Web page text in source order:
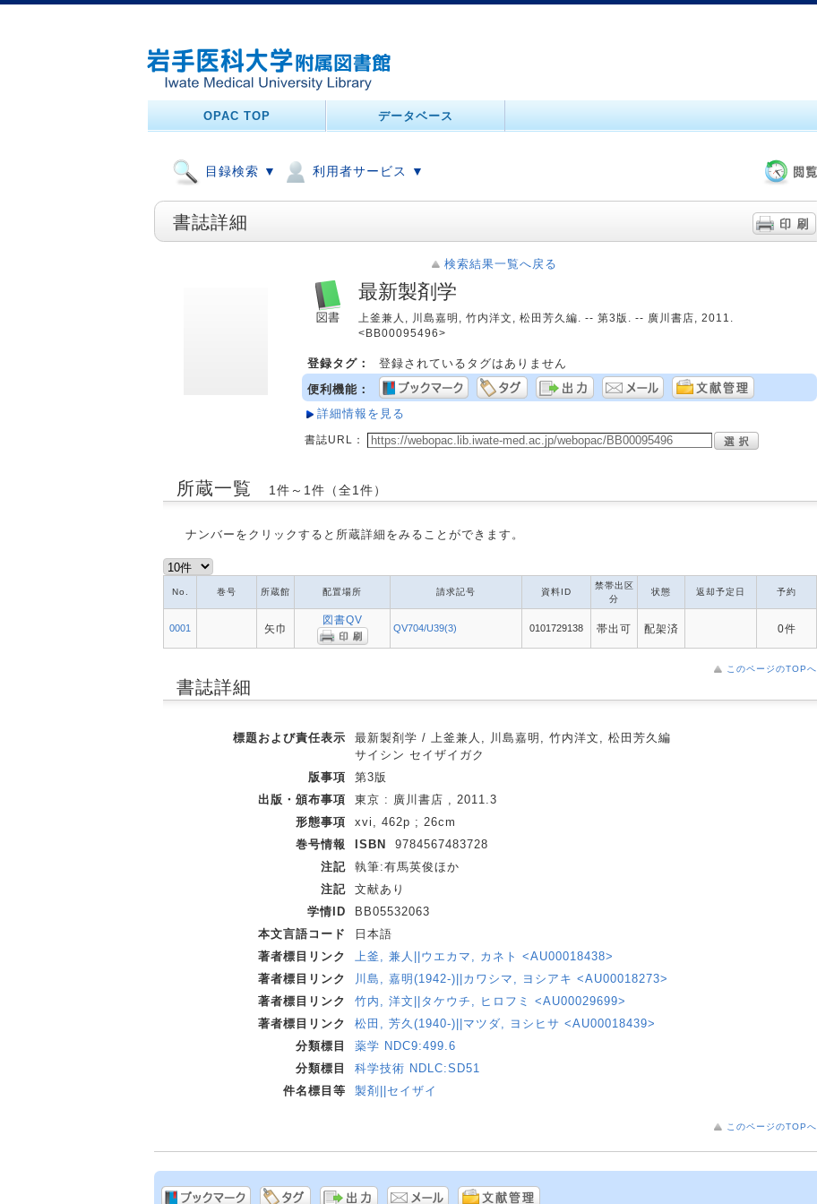
OPAC TOP データベース
目録検索 ▼ 利用者サービス ▼
書誌詳細
検索結果一覧へ戻る
最新製剤学
上釜兼人, 川島嘉明, 竹内洋文, 松田芳久編. -- 第3版. -- 廣川書店, 2011.
<BB00095496>
登録タグ：
登録されているタグはありません
便利機能：
詳細情報を見る
書誌URL：
所蔵一覧 1件～1件（全1件）
ナンバーをクリックすると所蔵詳細をみることができます。
No. 巻号 所蔵館 配置場所 請求記号 資料ID
禁帯出区
分
状態 返却予定日 予約
0001 矢巾
図書QV
QV704/U39(3) 0101729138 帯出可 配架済 0件
このページのTOPへ
書誌詳細
標題および責任表示
最新製剤学 / 上釜兼人, 川島嘉明, 竹内洋文, 松田芳久編
サイシン セイザイガク
版事項
第3版
出版・頒布事項
東京 : 廣川書店 , 2011.3
形態事項
xvi, 462p ; 26cm
巻号情報
ISBN
9784567483728
注記
執筆:有馬英俊ほか
注記
文献あり
学情ID
BB05532063
本文言語コード
日本語
著者標目リンク
上釜, 兼人||ウエカマ, カネト <AU00018438>
著者標目リンク
川島, 嘉明(1942-)||カワシマ, ヨシアキ <AU00018273>
著者標目リンク
竹内, 洋文||タケウチ, ヒロフミ <AU00029699>
著者標目リンク
松田, 芳久(1940-)||マツダ, ヨシヒサ <AU00018439>
分類標目
薬学 NDC9:499.6
分類標目
科学技術 NDLC:SD51
件名標目等
製剤||セイザイ
このページのTOPへ